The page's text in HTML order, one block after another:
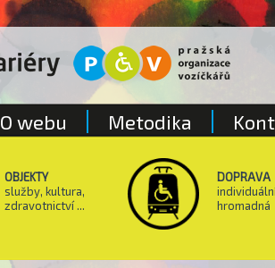
OBJEKTY
služby, kultura,
zdravotnictví ...
DOPRAVA
hromadná
O webu Metodika